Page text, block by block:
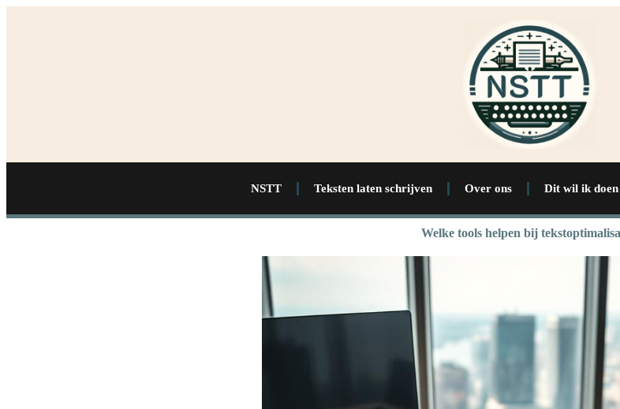
NSTT Teksten laten schrijven Over ons Dit wil ik doen
Welke tools helpen bij